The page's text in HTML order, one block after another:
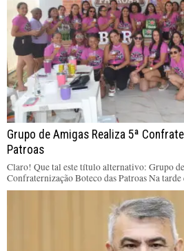
Grupo de Amigas Realiza 5ª
Patroas
Claro! Que tal este título alternativo: Grupo
Confraternização Boteco das Patroas Na